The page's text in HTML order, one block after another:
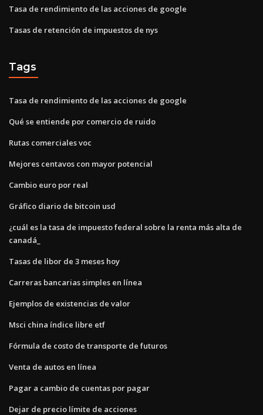
Tasa de rendimiento de las acciones de google
Tasas de retención de impuestos de nys
Tags
Tasa de rendimiento de las acciones de google
Qué se entiende por comercio de ruido
Rutas comerciales voc
Mejores centavos con mayor potencial
Cambio euro por real
Gráfico diario de bitcoin usd
¿cuál es la tasa de impuesto federal sobre la renta más alta de
canadá_
Tasas de libor de 3 meses hoy
Carreras bancarias simples en línea
Ejemplos de existencias de valor
Msci china índice libre etf
Fórmula de costo de transporte de futuros
Venta de autos en línea
Pagar a cambio de cuentas por pagar
Dejar de precio límite de acciones